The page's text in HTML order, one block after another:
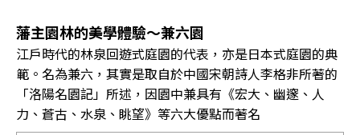
藩主園林的美學體驗～兼六園
江戶時代的林泉回遊式庭園的代表，亦是日本式庭園的典
範。名為兼六，其實是取自於中國宋朝詩人李格非所著的
「洛陽名園記」所述，因園中兼具有《宏大、幽邃、人
力、蒼古、水泉、眺望》等六大優點而著名